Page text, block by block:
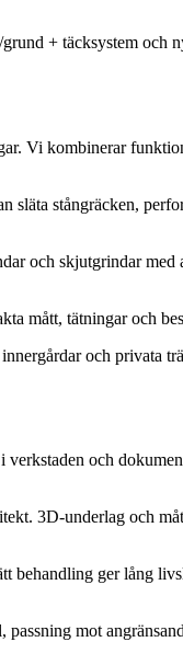
+ täcksystem och
Vi kombinerar
släta stångräcken,
och skjutgrindar
mått, tätningar och
och privata
och
3D-underlag och
ger lång
mot